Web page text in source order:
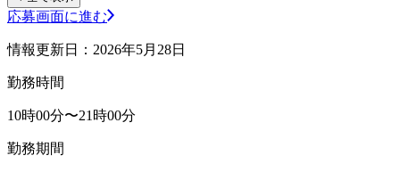
応募画面に進む
情報更新日：2026年5月28日
勤務時間
10時00分〜21時00分
勤務期間